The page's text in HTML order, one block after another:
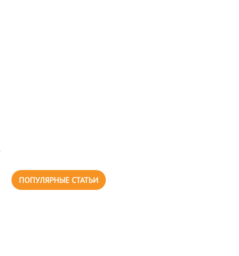
ПОПУЛЯРНЫЕ СТАТЬИ